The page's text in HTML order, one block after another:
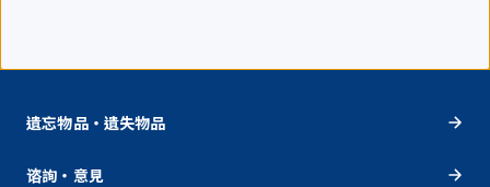
遺忘物品・遺失物品
谘詢・意見